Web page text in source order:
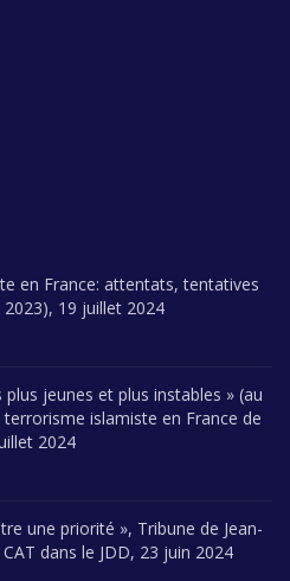
en France: attentats, tentatives
19 juillet 2024
jeunes et plus instables » (au
terrorisme islamiste en France de
2024
une priorité », Tribune de Jean-
dans le JDD, 23 juin 2024